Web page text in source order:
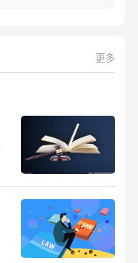
更多